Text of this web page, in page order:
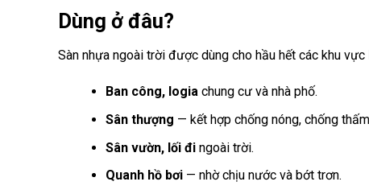
Dùng ở đâu?
Sàn nhựa ngoài trời được dùng cho hầu hết các khu vực
Ban công, logiachung cư và nhà phố.
Sân thượng — kết hợp chống nóng, chống
Sân vườn, lối đingoài trời.
Quanh hồ bơi— nhờ chịu nước và bớt trơn.